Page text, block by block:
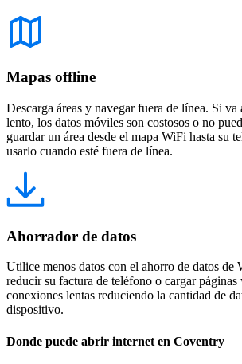
Mapas offline
Descarga áreas y navegar fuera de línea. Si va
lento, los datos móviles son costosos o no
guardar un área desde el mapa WiFi hasta su
usarlo cuando esté fuera de línea.
Ahorrador de datos
Utilice menos datos con el ahorro de datos de
reducir su factura de teléfono o cargar páginas
conexiones lentas reduciendo la cantidad de
dispositivo.
Donde puede abrir internet en Coventry